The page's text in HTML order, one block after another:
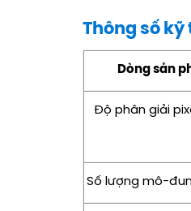
Thông số
Dòng sản
Độ phân giải
Số lượng mô-đun